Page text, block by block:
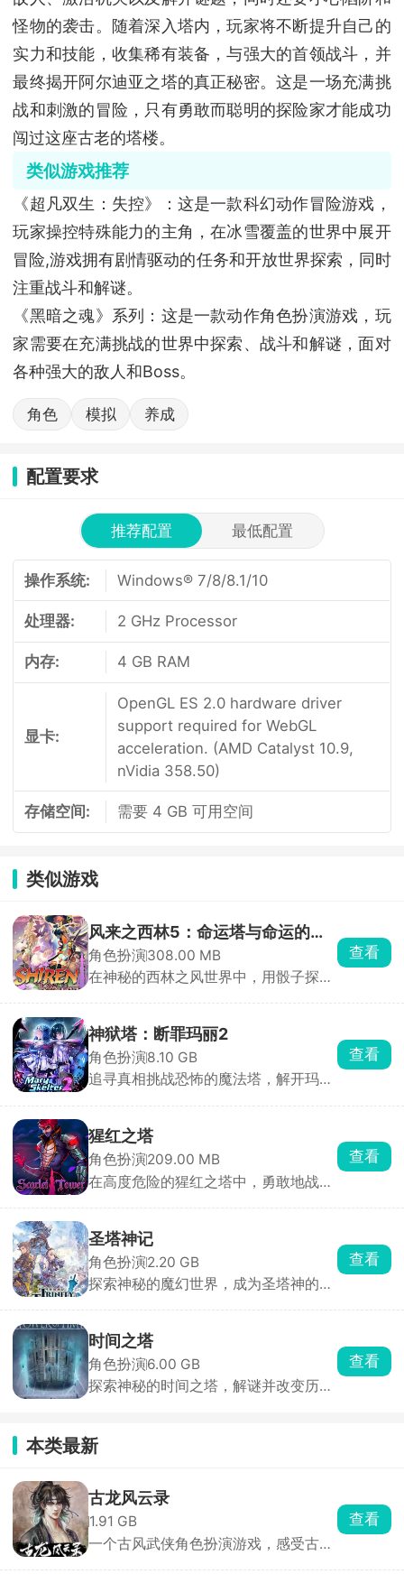
怪物的袭击。随着深入塔内，玩家将不断提升自己的
实力和技能，收集稀有装备，与强大的首领战斗，并
最终揭开阿尔迪亚之塔的真正秘密。这是一场充满挑
战和刺激的冒险，只有勇敢而聪明的探险家才能成功
闯过这座古老的塔楼。
类似游戏推荐
《超凡双生：失控》：这是一款科幻动作冒险游戏，
玩家操控特殊能力的主角，在冰雪覆盖的世界中展开
冒险,游戏拥有剧情驱动的任务和开放世界探索，同时
注重战斗和解谜。
《黑暗之魂》系列：这是一款动作角色扮演游戏，玩
家需要在充满挑战的世界中探索、战斗和解谜，面对
各种强大的敌人和Boss。
角色 模拟 养成
配置要求
推荐配置 最低配置
操作系统: Windows® 7/8/8.1/10
处理器: 2 GHz Processor
内存: 4 GB RAM
显卡:
OpenGL ES 2.0 hardware driver
support required for WebGL
acceleration. (AMD Catalyst 10.9,
nVidia 358.50)
存储空间: 需要 4 GB 可用空间
类似游戏
风来之西林5：命运塔与命运的骰
子
角色扮演308.00 MB
在神秘的西林之风世界中，用骰子探索
查看
神狱塔：断罪玛丽2
角色扮演8.10 GB
追寻真相挑战恐怖的魔法塔，解开玛丽
查看
猩红之塔
角色扮演209.00 MB
在高度危险的猩红之塔中，勇敢地战胜
查看
圣塔神记
角色扮演2.20 GB
探索神秘的魔幻世界，成为圣塔神的传
查看
时间之塔
角色扮演6.00 GB
探索神秘的时间之塔，解谜并改变历史
查看
本类最新
古龙风云录
1.91 GB
一个古风武侠角色扮演游戏，感受古龙
查看